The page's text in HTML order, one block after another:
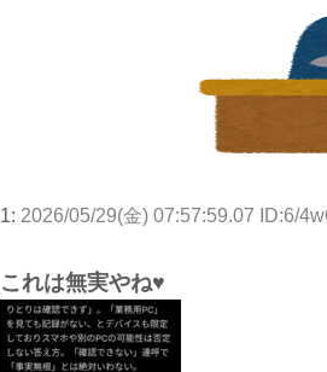
1: 2026/05/29(金) 07:57:59.07 ID:6/
これは無実やね♥